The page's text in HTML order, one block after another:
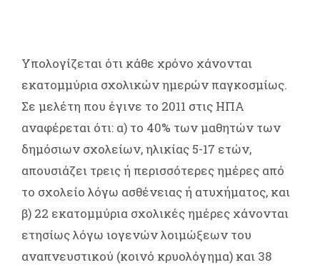
Υπολογίζεται ότι κάθε χρόνο χάνονται
εκατομμύρια σχολικών ημερών παγκοσμίως.
Σε μελέτη που έγινε το 2011 στις ΗΠΑ
αναφέρεται ότι: α) το 40% των μαθητών των
δημόσιων σχολείων, ηλικίας 5-17 ετών,
απουσιάζει τρεις ή περισσότερες ημέρες από
το σχολείο λόγω ασθένειας ή ατυχήματος, και
β) 22 εκατομμύρια σχολικές ημέρες χάνονται
ετησίως λόγω ιογενών λοιμώξεων του
αναπνευστικού (κοινό κρυολόγημα) και 38